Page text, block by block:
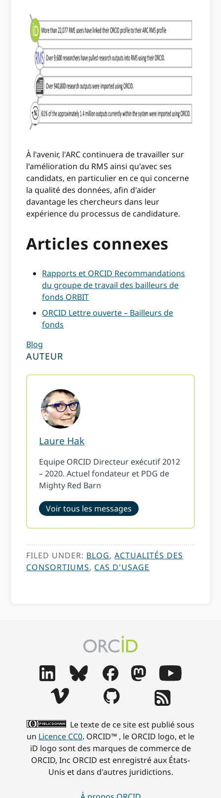
À l'avenir, l'ARC continuera de travailler sur
l'amélioration du RMS ainsi qu'avec ses
candidats, en particulier en ce qui concerne
la qualité des données, afin d'aider
davantage les chercheurs dans leur
expérience du processus de candidature.
Articles connexes
Rapports et ORCID Recommandations
du groupe de travail des bailleurs de
fonds ORBIT
ORCID Lettre ouverte – Bailleurs de
fonds
Blog
AUTEUR
Laure Hak
Equipe ORCID Directeur exécutif 2012
– 2020. Actuel fondateur et PDG de
Mighty Red Barn
Voir tous les messages
FILED UNDER: BLOG,ACTUALITÉS DES
CONSORTIUMS, CAS D'USAGE
Le texte de ce site est publié sous
un Licence CC0. ORCID™ , le ORCID logo, et le
iD logo sont des marques de commerce de
ORCID, Inc ORCID est enregistré aux États-
Unis et dans d'autres juridictions.